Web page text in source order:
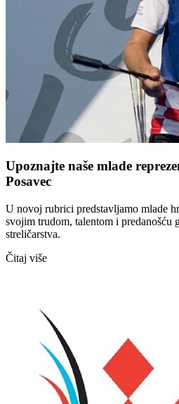
Upoznajte naše mlade
Posavec
U novoj rubrici predstavljamo mlade
svojim trudom, talentom i predanošću
streličarstva.
Čitaj više